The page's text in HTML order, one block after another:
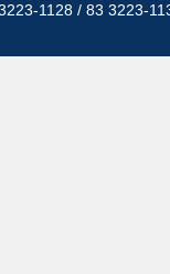
1128 / 83 3223-